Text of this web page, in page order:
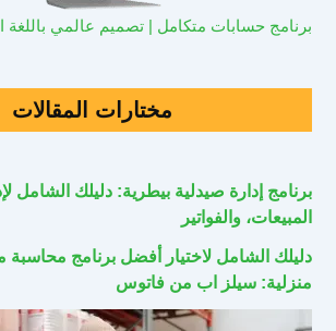
برنامج حسابات متكامل | تصميم عالمي باللغة
مختارات المقالات
برنامج إدارة صيدلية بيطرية: دليلك الشامل
المبيعات، والفواتير
دليلك الشامل لاختيار أفضل برنامج محاسبة
منزلية: سيلز اب من فاتوس